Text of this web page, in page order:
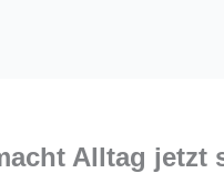
Alltag jetzt